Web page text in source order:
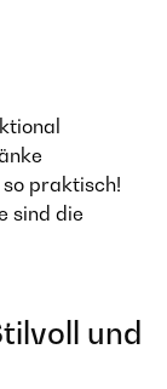
praktisch!
sind die
und